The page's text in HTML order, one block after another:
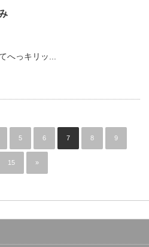
へっキリッ...
5 6 7 8 9
15 »